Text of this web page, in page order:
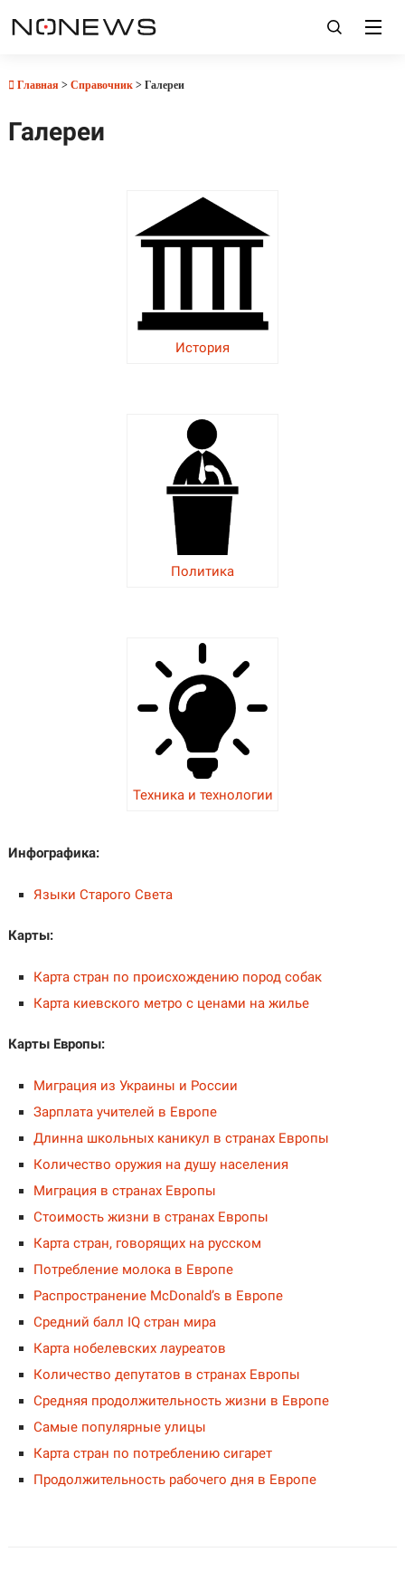
Главная > Справочник> Галереи
Галереи
История
Политика
Техника и технологии
Инфографика:
Языки Старого Света
Карты:
Карта стран по происхождению пород собак
Карта киевского метро с ценами на жилье
Карты Европы:
Миграция из Украины и России
Зарплата учителей в Европе
Длинна школьных каникул в странах Европы
Количество оружия на душу населения
Миграция в странах Европы
Стоимость жизни в странах Европы
Карта стран, говорящих на русском
Потребление молока в Европе
Распространение McDonald’s в Европе
Средний балл IQ стран мира
Карта нобелевских лауреатов
Количество депутатов в странах Европы
Средняя продолжительность жизни в Европе
Самые популярные улицы
Карта стран по потреблению сигарет
Продолжительность рабочего дня в Европе